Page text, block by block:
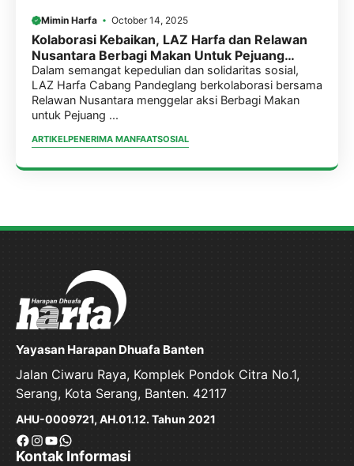
Mimin Harfa October 14, 2025
Kolaborasi Kebaikan, LAZ Harfa dan Relawan
Nusantara Berbagi Makan Untuk Pejuang
Nafkah
Dalam semangat kepedulian dan solidaritas sosial,
LAZ Harfa Cabang Pandeglang berkolaborasi bersama
Relawan Nusantara menggelar aksi Berbagi Makan
untuk Pejuang ...
ARTIKELPENERIMA MANFAATSOSIAL
Yayasan Harapan Dhuafa Banten
Jalan Ciwaru Raya, Komplek Pondok Citra No.1,
Serang, Kota Serang, Banten. 42117
AHU-0009721, AH.01.12. Tahun 2021
Facebook
Instagram
YouTube
WhatsApp
Kontak Informasi